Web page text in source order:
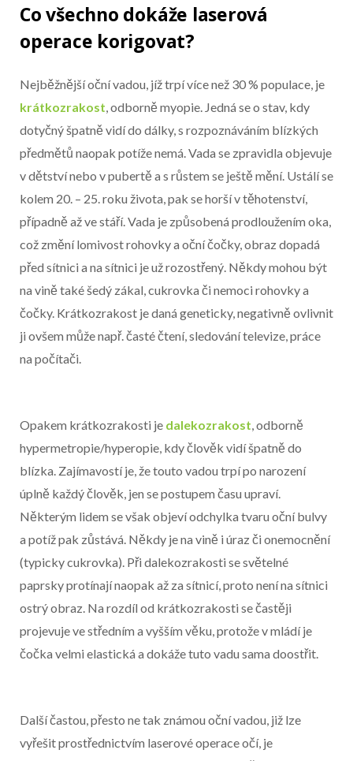
Co všechno dokáže laserová
operace korigovat?
Nejběžnější oční vadou, jíž trpí více než 30 % populace, je
krátkozrakost, odborně myopie. Jedná se o stav, kdy
dotyčný špatně vidí do dálky, s rozpoznáváním blízkých
předmětů naopak potíže nemá. Vada se zpravidla objevuje
v dětství nebo v pubertě a s růstem se ještě mění. Ustálí se
kolem 20. – 25. roku života, pak se horší v těhotenství,
případně až ve stáří. Vada je způsobená prodloužením oka,
což změní lomivost rohovky a oční čočky, obraz dopadá
před sítnici a na sítnici je už rozostřený. Někdy mohou být
na vině také šedý zákal, cukrovka či nemoci rohovky a
čočky. Krátkozrakost je daná geneticky, negativně ovlivnit
ji ovšem může např. časté čtení, sledování televize, práce
na počítači.
Opakem krátkozrakosti je dalekozrakost, odborně
hypermetropie/hyperopie, kdy člověk vidí špatně do
blízka. Zajímavostí je, že touto vadou trpí po narození
úplně každý člověk, jen se postupem času upraví.
Některým lidem se však objeví odchylka tvaru oční bulvy
a potíž pak zůstává. Někdy je na vině i úraz či onemocnění
(typicky cukrovka). Při dalekozrakosti se světelné
paprsky protínají naopak až za sítnicí, proto není na sítnici
ostrý obraz. Na rozdíl od krátkozrakosti se častěji
projevuje ve středním a vyšším věku, protože v mládí je
čočka velmi elastická a dokáže tuto vadu sama doostřit.
Další častou, přesto ne tak známou oční vadou, již lze
vyřešit prostřednictvím laserové operace očí, je